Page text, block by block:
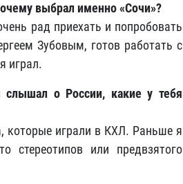
выбрал именно «Сочи»?
рад приехать и попробовать
Зубовым, готов работать с
играл.
о России, какие у тебя
которые играли в КХЛ. Раньше я
или предвзятого